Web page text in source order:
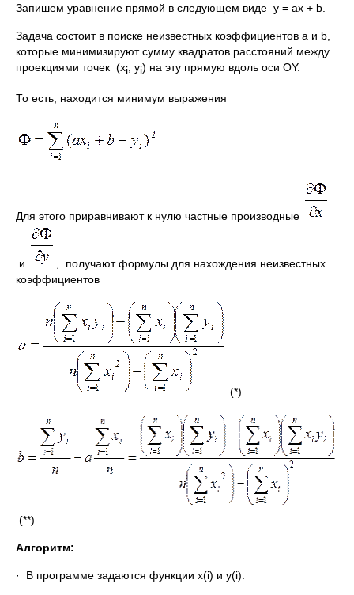
Запишем уравнение прямой в следующем виде y = ax + b.
Задача состоит в поиске неизвестных коэффициентов a и b,
которые минимизируют сумму квадратов расстояний между
проекциями точек (xi , yi) на эту прямую вдоль оси OY.
То есть, находится минимум выражения
Для этого приравнивают к нулю частные производные
и
, получают формулы для нахождения неизвестных
коэффициентов
(*)
(**)
Алгоритм:
· В программе задаются функции х(i) и y(i).